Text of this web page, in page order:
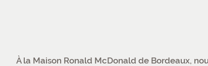
À la Maison Ronald McDonald de Bordeaux,